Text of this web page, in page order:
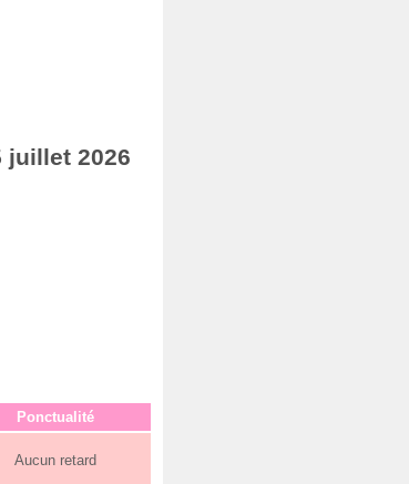
juillet 2026
Ponctualité
Aucun retard